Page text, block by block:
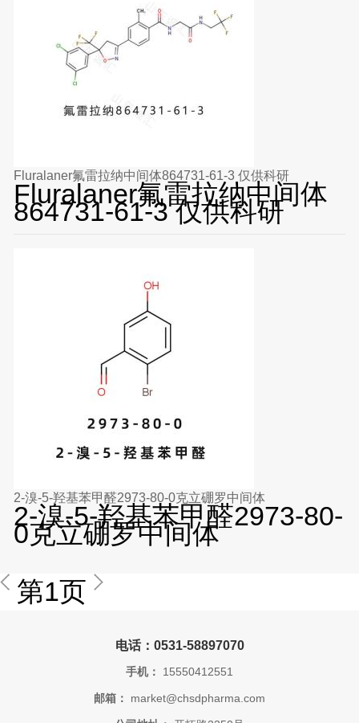
Fluralaner氟雷拉纳中间体864731-61-3 仅供科研
Fluralaner氟雷拉纳中间体
864731-61-3 仅供科研
2-溴-5-羟基苯甲醛2973-80-0克立硼罗中间体
2-溴-5-羟基苯甲醛2973-80-
0克立硼罗中间体
第1页
电话：0531-58897070
手机： 15550412551
邮箱： market@chsdpharma.com